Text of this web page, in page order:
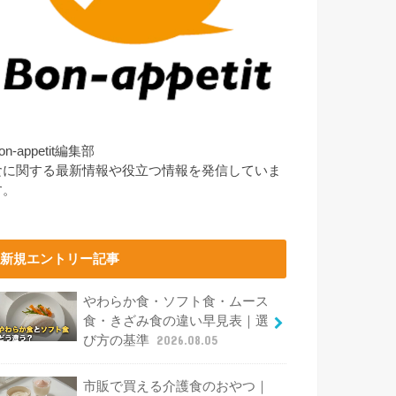
appetit編集部
に関する最新情報や役立つ情報を発信していま
新規エントリー記事
やわらか食・ソフト食・ムース
食・きざみ食の違い早見表｜選
び方の基準 2026.08.05
市販で買える介護食のおやつ｜